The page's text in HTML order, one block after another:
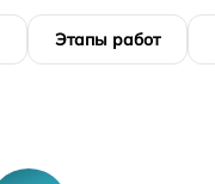
Этапы работ